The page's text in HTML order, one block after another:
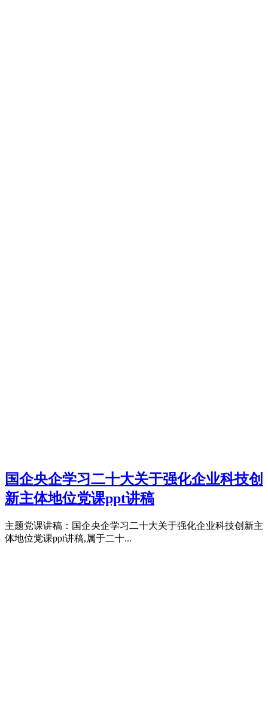
国企央企学习二十大关于强化企业科技创
新主体地位党课ppt讲稿
主题党课讲稿：国企央企学习二十大关于强化企业科技创新主
体地位党课ppt讲稿,属于二十...